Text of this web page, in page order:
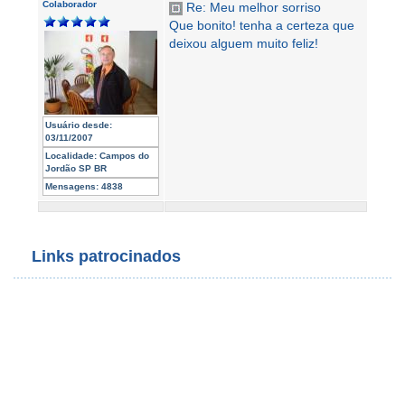
Colaborador
Usuário desde:
03/11/2007
Localidade: Campos do
Jordão SP BR
Mensagens: 4838
Re: Meu melhor sorriso
Que bonito! tenha a certeza que
deixou alguem muito feliz!
Links patrocinados